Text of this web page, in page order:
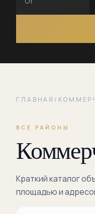
ГЛАВНАЯ /
ВСЕ РАЙОНЫ
Краткий каталог
площадью и